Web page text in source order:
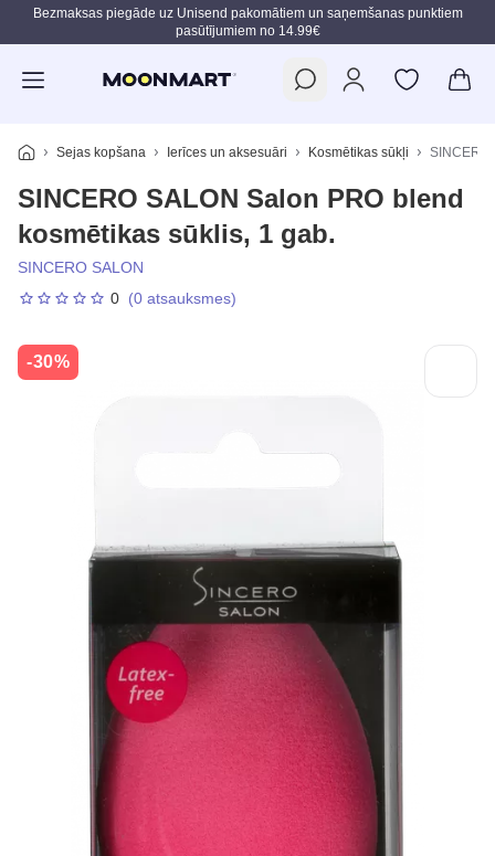
Pāriet uz galveno saturu
Bezmaksas piegāde uz Unisend pakomātiem un saņemšanas punktiem
pasūtījumiem no 14.99€
Sejas kopšana Ierīces un aksesuāri Kosmētikas sūkļi SINCERO
SINCERO SALON Salon PRO blend
kosmētikas sūklis, 1 gab.
SINCERO SALON
0 (0 atsauksmes)
-30%